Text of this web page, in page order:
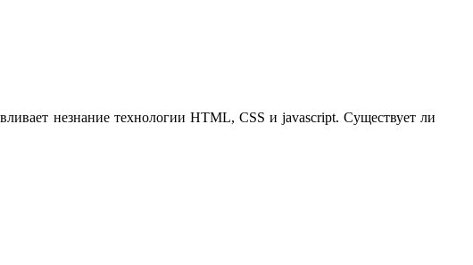
незнание технологии HTML, CSS и javascript. Существует ли